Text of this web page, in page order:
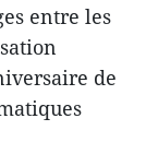
entre les
de